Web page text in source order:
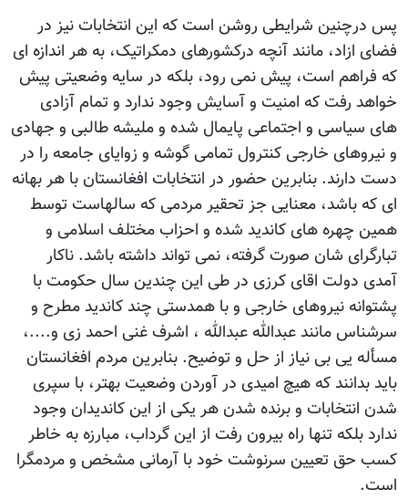
پس درچنین شرایطی روشن است که این انتخابات نیز در
فضای ازاد، مانند آنچه درکشورهای دمکراتیک، به هر اندازه ای
که فراهم است، پیش نمی رود، بلکه در سایه وضعیتی پیش
خواهد رفت که امنیت و آسایش وجود ندارد و تمام آزادی
های سیاسی و اجتماعی پایمال شده و ملیشه طالبی و جهادی
و نیروهای خارجی کنترول تمامی گوشه و زوایای جامعه را در
دست دارند. بنابرین حضور در انتخابات افغانستان با هر بهانه
ای که باشد، معنایی جز تحقیر مردمی که سالهاست توسط
همین چهره های کاندید شده و احزاب مختلف اسلامی و
تبارگرای شان صورت گرفته، نمی تواند داشته باشد. ناکار
آمدی دولت اقای کرزی در طی این چندین سال حکومت با
پشتوانه نیروهای خارجی و با همدستی چند کاندید مطرح و
سرشناس مانند عبدالله عبدالله ، اشرف غنی احمد زی و....،
مسأله یی بی نیاز از حل و توضیح. بنابرین مردم افغانستان
باید بدانند که هیچ امیدی در آوردن وضعیت بهتر، با سپری
شدن انتخابات و برنده شدن هر یکی از این کاندیدان وجود
ندارد بلکه تنها راه بیرون رفت از این گرداب، مبارزه به خاطر
کسب حق تعیین سرنوشت خود با آرمانی مشخص و مردمگرا
است.